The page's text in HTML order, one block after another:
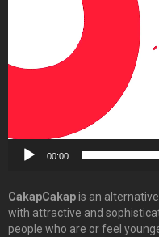
00:00
CakapCakapis an
with attractive and
people who are or feel